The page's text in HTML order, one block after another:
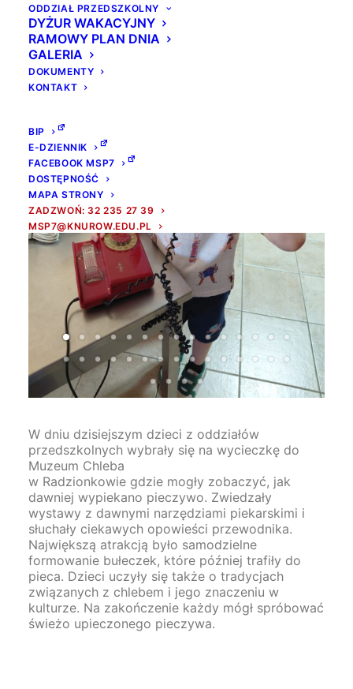
ODDZIAŁ PRZEDSZKOLNY
DYŻUR WAKACYJNY
RAMOWY PLAN DNIA
GALERIA
DOKUMENTY
KONTAKT
BIP
E-DZIENNIK
FACEBOOK MSP7
DOSTĘPNOŚĆ
MAPA STRONY
ZADZWOŃ: 32 235 27 39
MSP7@KNUROW.EDU.PL
W dniu dzisiejszym dzieci z oddziałów
przedszkolnych wybrały się na wycieczkę do
Muzeum Chleba
w Radzionkowie gdzie mogły zobaczyć, jak
dawniej wypiekano pieczywo. Zwiedzały
wystawy z dawnymi narzędziami piekarskimi i
słuchały ciekawych opowieści przewodnika.
Największą atrakcją było samodzielne
formowanie bułeczek, które później trafiły do
pieca. Dzieci uczyły się także o tradycjach
związanych z chlebem i jego znaczeniu w
kulturze. Na zakończenie każdy mógł spróbować
świeżo upieczonego pieczywa.